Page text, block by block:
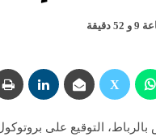
على بروتوكول اتفاق بين الحكومة